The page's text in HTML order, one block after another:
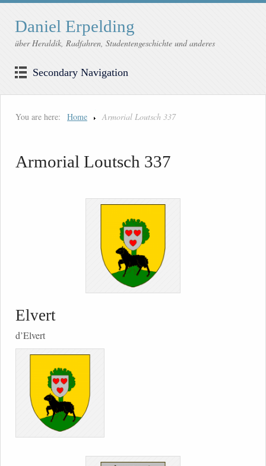
Daniel Erpelding
über Heraldik, Radfahren, Studentengeschichte und anderes
Secondary Navigation
You are here: Home Armorial Loutsch 337
Armorial Loutsch 337
Elvert
d’Elvert